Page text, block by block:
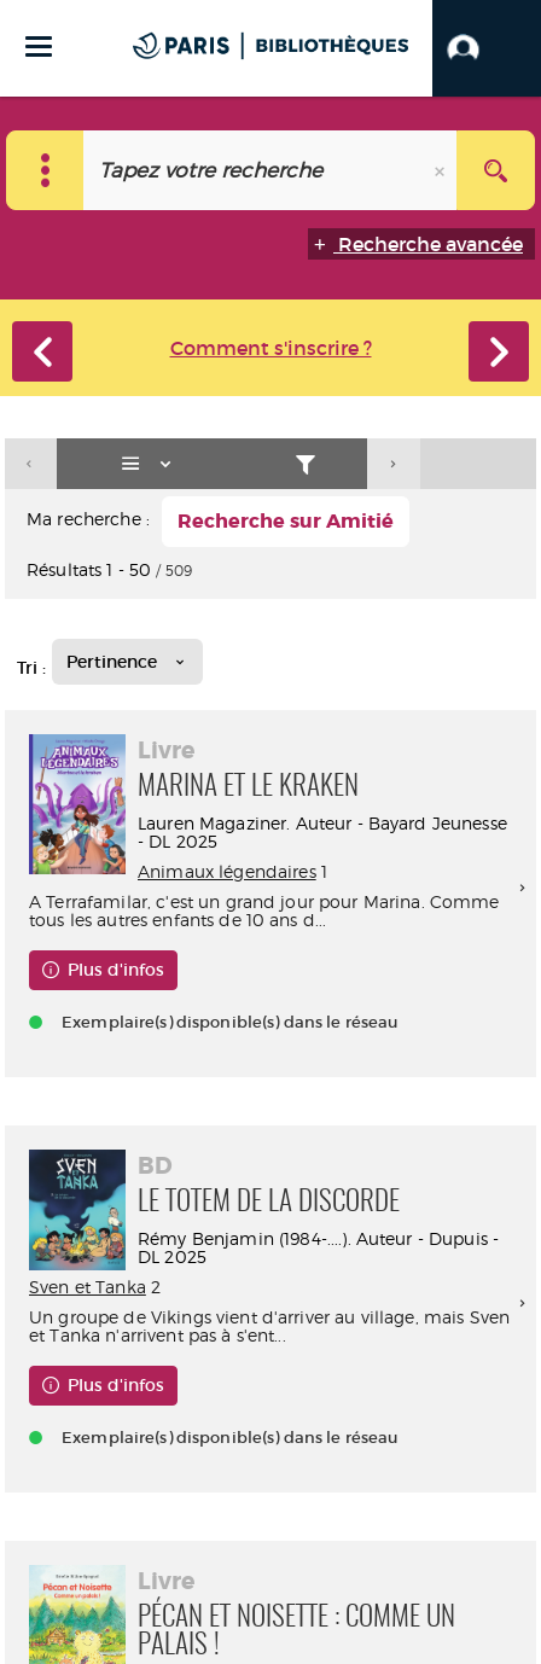
Recherche avancée
Comment s'inscrire ?
Ma recherche : Recherche sur Amitié
Résultats1 - 50 / 509
Tri : Pertinence
Livre
MARINA ET LE KRAKEN
Lauren Magaziner. Auteur - Bayard Jeunesse
- DL 2025
Animaux légendaires1
A Terrafamilar, c'est un grand jour pour Marina. Comme
tous les autres enfants de 10 ans d...
Plus d'infos
Exemplaire(s) disponible(s) dans le réseau
BD
LE TOTEM DE LA DISCORDE
Rémy Benjamin (1984-....). Auteur - Dupuis -
DL 2025
Sven et Tanka 2
Un groupe de Vikings vient d'arriver au village, mais Sven
et Tanka n'arrivent pas à s'ent...
Plus d'infos
Exemplaire(s) disponible(s) dans le réseau
Livre
PÉCAN ET NOISETTE : COMME UN
PALAIS !